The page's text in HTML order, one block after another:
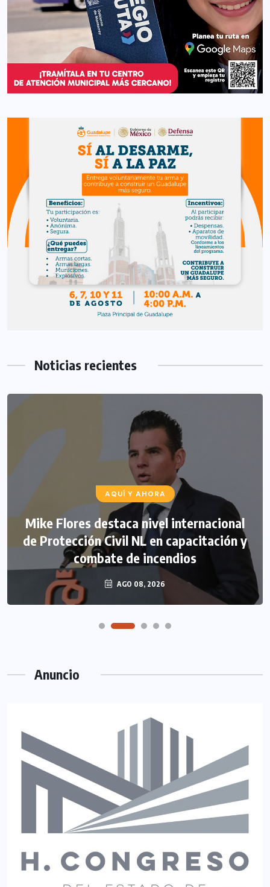
Noticias recientes
AQUÍ Y AHORA
Mike Flores destaca nivel internacional
de Protección Civil NL en capacitación y
combate de incendios
AGO 08, 2026
Anuncio